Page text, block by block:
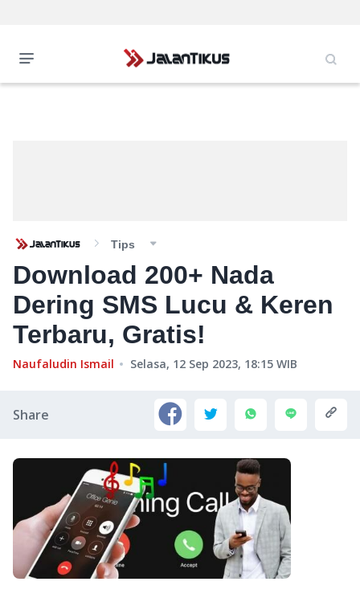
Tips
Download 200+ Nada
Dering SMS Lucu & Keren
Terbaru, Gratis!
Naufaludin Ismail Selasa, 12 Sep 2023, 18:15 WIB
Share